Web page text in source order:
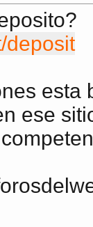
deposit
esta
ese